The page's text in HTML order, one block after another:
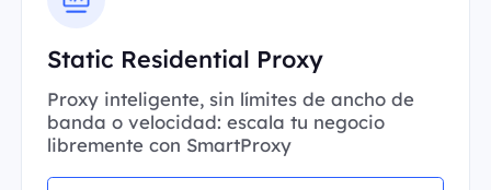
Static Residential Proxy
Proxy inteligente, sin límites de ancho de
banda o velocidad: escala tu negocio
libremente con SmartProxy